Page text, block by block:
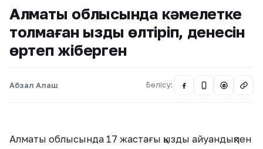
Алматы облысында кәмелетке
толмаған қызды өлтіріп, денесін
өртеп жіберген
Абзал Алаш Бөлісу: @
Алматы облысында 17 жастағы қызды айуандықпен